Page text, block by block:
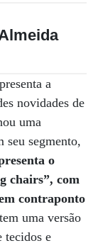
a
novidades de
uma
seu segmento,
o
chairs”, com
contraponto
uma versão
tecidos e